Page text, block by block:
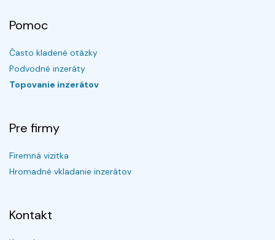
Pomoc
Často kladené otázky
Podvodné inzeráty
Topovanie inzerátov
Pre firmy
Firemná vizitka
Hromadné vkladanie inzerátov
Kontakt